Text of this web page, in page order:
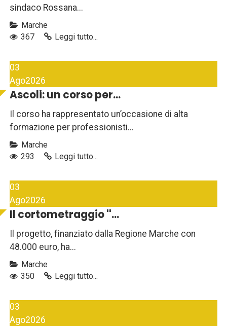
sindaco Rossana...
Marche
367
Leggi tutto...
03
Ago2026
Ascoli: un corso per...
Il corso ha rappresentato un’occasione di alta
formazione per professionisti...
Marche
293
Leggi tutto...
03
Ago2026
Il cortometraggio ''...
Il progetto, finanziato dalla Regione Marche con
48.000 euro, ha...
Marche
350
Leggi tutto...
03
Ago2026